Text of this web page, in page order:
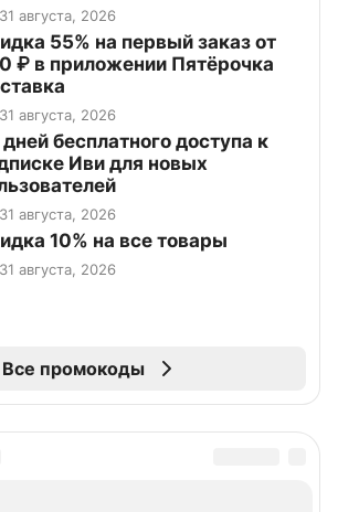
августа, 2026
55% на первый заказ от
₽ в приложении Пятёрочка
августа, 2026
бесплатного доступа к
Иви для новых
августа, 2026
10% на все товары
августа, 2026
Все промокоды